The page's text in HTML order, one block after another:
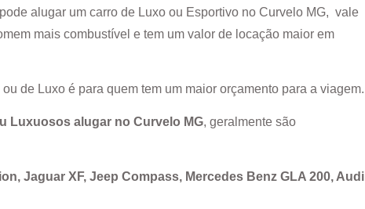
alugar um carro de Luxo ou Esportivo no Curvelo MG, vale
mais combustível e tem um valor de locação maior em
de Luxo é para quem tem um maior orçamento para a viagem.
Luxuosos alugar no Curvelo MG, geralmente são
Jaguar XF, Jeep Compass, Mercedes Benz GLA 200, Audi